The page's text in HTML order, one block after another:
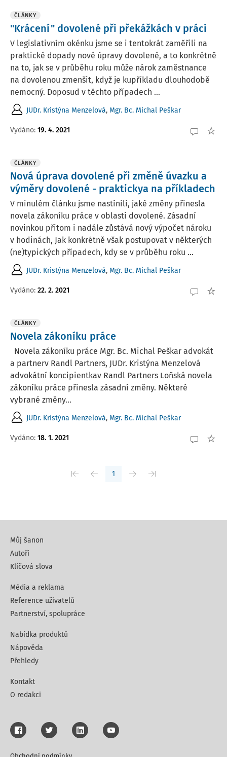
ČLÁNKY
"Krácení" dovolené při překážkách v práci
V legislativním okénku jsme se i tentokrát zaměřili na
praktické dopady nové úpravy dovolené, a to konkrétně
na to, jak se v průběhu roku může nárok zaměstnance
na dovolenou zmenšit, když je kupříkladu dlouhodobě
nemocný. Doposud v těchto případech ...
JUDr. Kristýna Menzelová, Mgr. Bc. Michal Peškar
Vydáno: 19. 4. 2021
ČLÁNKY
Nová úprava dovolené při změně úvazku a
výměry dovolené - praktickya na příkladech
V minulém článku jsme nastínili, jaké změny přinesla
novela zákoníku práce v oblasti dovolené. Zásadní
novinkou přitom i nadále zůstává nový výpočet nároku
v hodinách, Jak konkrétně však postupovat v některých
(ne)typických případech, kdy se v průběhu roku ...
JUDr. Kristýna Menzelová, Mgr. Bc. Michal Peškar
Vydáno: 22. 2. 2021
ČLÁNKY
Novela zákoníku práce
Novela zákoníku práce Mgr. Bc. Michal Peškar advokát
a partnerv Randl Partners, JUDr. Kristýna Menzelová
advokátní koncipientkav Randl Partners Loňská novela
zákoníku práce přinesla zásadní změny. Některé
vybrané změny...
JUDr. Kristýna Menzelová, Mgr. Bc. Michal Peškar
Vydáno: 18. 1. 2021
1
Můj šanon
Autoři
Klíčová slova
Média a reklama
Reference uživatelů
Partnerství, spolupráce
Nabídka produktů
Nápověda
Přehledy
Kontakt
O redakci